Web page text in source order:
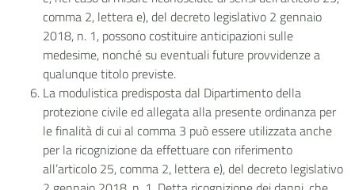
comma 2, lettera e), del decreto legislativo 2 gennaio
2018, n. 1, possono costituire anticipazioni sulle
medesime, nonché su eventuali future provvidenze a
qualunque titolo previste.
La modulistica predisposta dal Dipartimento della
protezione civile ed allegata alla presente ordinanza per
le finalità di cui al comma 3 può essere utilizzata anche
per la ricognizione da effettuare con riferimento
all’articolo 25, comma 2, lettera e), del decreto legislativo